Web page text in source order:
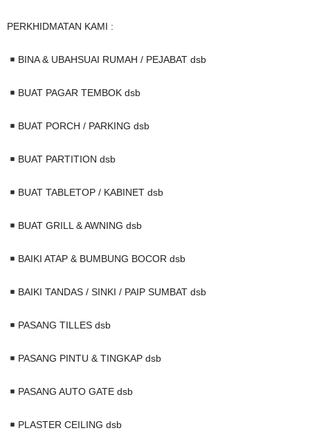
PERKHIDMATAN KAMI :
BINA & UBAHSUAI RUMAH / PEJABAT dsb
BUAT PAGAR TEMBOK dsb
BUAT PORCH / PARKING dsb
BUAT PARTITION dsb
BUAT TABLETOP / KABINET dsb
BUAT GRILL & AWNING dsb
BAIKI ATAP & BUMBUNG BOCOR dsb
BAIKI TANDAS / SINKI / PAIP SUMBAT dsb
PASANG TILLES dsb
PASANG PINTU & TINGKAP dsb
PASANG AUTO GATE dsb
PLASTER CEILING dsb